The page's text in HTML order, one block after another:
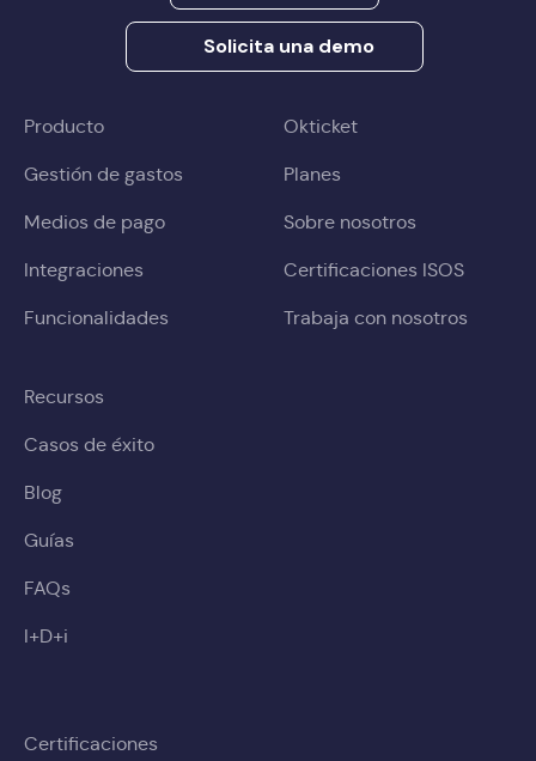
Solicita una demo
Producto
Gestión de gastos
Medios de pago
Integraciones
Funcionalidades
Okticket
Planes
Sobre nosotros
Certificaciones ISOS
Trabaja con nosotros
Recursos
Casos de éxito
Blog
Guías
FAQs
I+D+i
Certificaciones